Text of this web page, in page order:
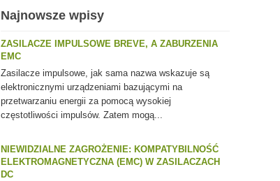
Najnowsze wpisy
ZASILACZE IMPULSOWE BREVE, A ZABURZENIA
EMC
Zasilacze impulsowe, jak sama nazwa wskazuje są
elektronicznymi urządzeniami bazującymi na
przetwarzaniu energii za pomocą wysokiej
częstotliwości impulsów. Zatem mogą...
NIEWIDZIALNE ZAGROŻENIE: KOMPATYBILNOŚĆ
ELEKTROMAGNETYCZNA (EMC) W ZASILACZACH
DC